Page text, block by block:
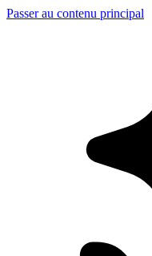
Passer au contenu principal